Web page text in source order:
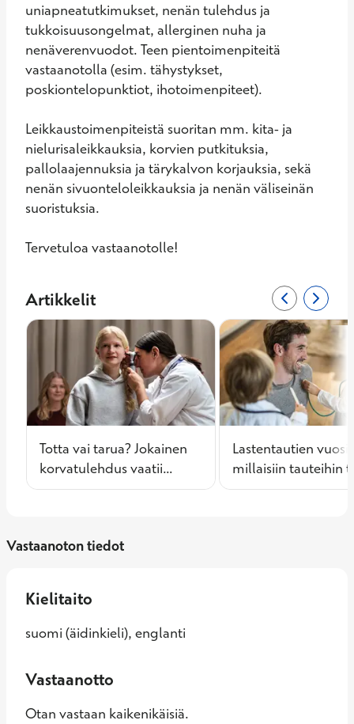
uniapneatutkimukset, nenän tulehdus ja
tukkoisuusongelmat, allerginen nuha ja
nenäverenvuodot. Teen pientoimenpiteitä
vastaanotolla (esim. tähystykset,
poskiontelopunktiot, ihotoimenpiteet).
Leikkaustoimenpiteistä suoritan mm. kita- ja
nielurisaleikkauksia, korvien putkituksia,
pallolaajennuksia ja tärykalvon korjauksia, sekä
nenän sivuonteloleikkauksia ja nenän väliseinän
suoristuksia.
Tervetuloa vastaanotolle!
Artikkelit Edellinen
0/4 2/4
Totta vai tarua? Jokainen
korvatulehdus vaatii
antibiootin
Lastentautien
millaisiin tauteihin
varautua erityisesti
Vastaanoton tiedot
Kielitaito
suomi (äidinkieli), englanti
Vastaanotto
Otan vastaan kaikenikäisiä.